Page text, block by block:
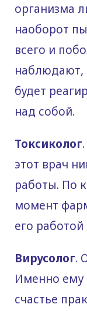
организма
наоборот
всего и
наблюдают,
будет
над собой.
Токсиколог
этот врач
работы. По
момент
его
Вирусолог.
Именно ему
счастье